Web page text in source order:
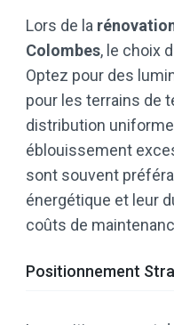
Lors de la
Colombes, le choix
Optez pour des
pour les terrains de
distribution
éblouissement
sont souvent
énergétique et leur
coûts de
Positionnement